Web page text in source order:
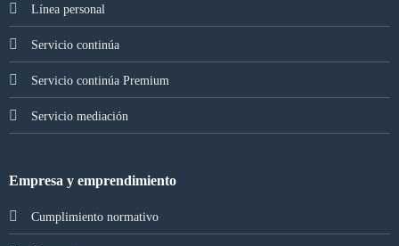
Línea personal
Servicio continúa
Servicio continúa Premium
Servicio mediación
Empresa y emprendimiento
Cumplimiento normativo